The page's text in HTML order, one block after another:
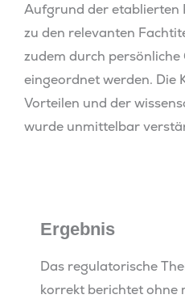
Aufgrund der etablierten
zu den relevanten
zudem durch persönliche
eingeordnet werden. Die
Vorteilen und der
wurde unmittelbar
Ergebnis
Das regulatorische
korrekt berichtet ohne